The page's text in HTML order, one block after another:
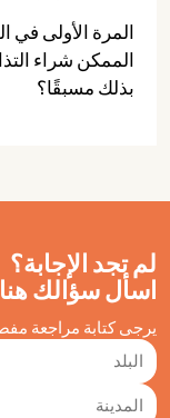
المرة الأولى في
الممكن شراء
بذلك مسبقًا؟
لم تجد الإجابة؟
اسأل سؤالك
يرجى كتابة مراجعة